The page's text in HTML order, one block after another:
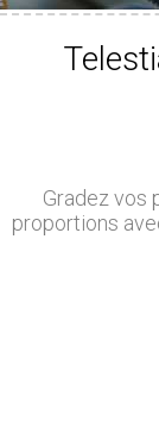
Gradez vos
proportions